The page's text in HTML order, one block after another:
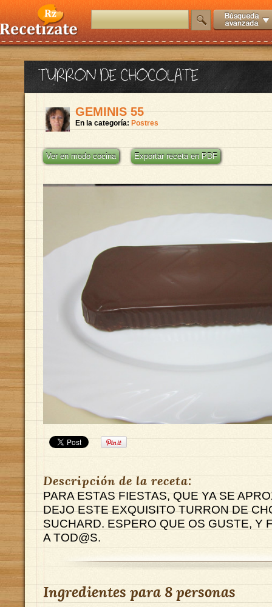
TURRON DE CHOCOLATE
GEMINIS 55
En la categoría: Postres
Ver en modo cocina Exportar receta en PDF
Descripción de la receta:
PARA ESTAS FIESTAS, QUE YA SE
DEJO ESTE EXQUISITO TURRON DE
SUCHARD. ESPERO QUE OS GUSTE, Y
A TOD@S.
Ingredientes para 8 personas